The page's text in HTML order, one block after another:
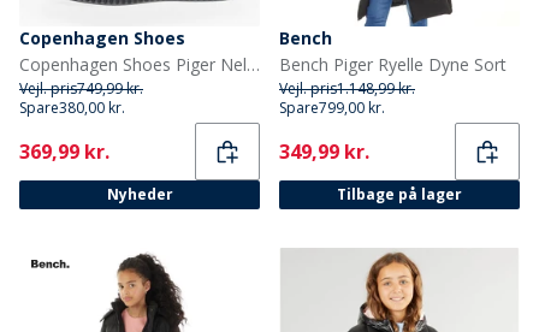
Copenhagen Shoes
Copenhagen Shoes Piger Nelly Støvler 0241 Cognac
Vejl. pris749,99 kr.
Spare380,00 kr.
Current
369,99 kr.
Nyheder
Bench
Bench Piger Ryelle Dyne Sort
Vejl. pris1.148,99 kr.
Spare799,00 kr.
Current
349,99 kr.
Tilbage på lager